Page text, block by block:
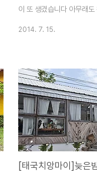
게 최고냐옹~[..
이 또 생겼습니다 아무래도
드메이드 디자인샵도 있으
하기에 충분할듯 싶네요
픈을 안했고 준비중인데
는 지도를 참고하시면 되는
름이 없어서 안쪽 카페이
다 지도를 클릭하시면 구
치를 확인하실수 있습니다
2014. 7. 15.